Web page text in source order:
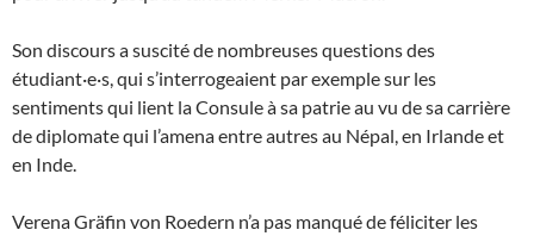
Son discours a suscité de nombreuses questions des
étudiant·e·s, qui s’interrogeaient par exemple sur les
sentiments qui lient la Consule à sa patrie au vu de sa carrière
de diplomate qui l’amena entre autres au Népal, en Irlande et
en Inde.
Verena Gräfin von Roedern n’a pas manqué de féliciter les